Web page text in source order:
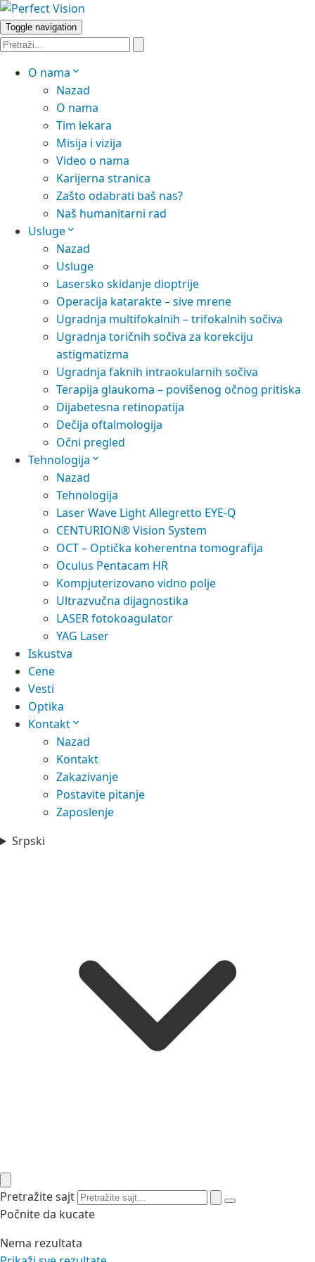
Toggle navigation
O nama
Nazad
O nama
Tim lekara
Misija i vizija
Video o nama
Karijerna stranica
Zašto odabrati baš nas?
Naš humanitarni rad
Usluge
Nazad
Usluge
Lasersko skidanje dioptrije
Operacija katarakte – sive mrene
Ugradnja multifokalnih – trifokalnih sočiva
Ugradnja toričnih sočiva za korekciju
astigmatizma
Ugradnja faknih intraokularnih sočiva
Terapija glaukoma – povišenog očnog pritiska
Dijabetesna retinopatija
Dečija oftalmologija
Očni pregled
Tehnologija
Nazad
Tehnologija
Laser Wave Light Allegretto EYE-Q
CENTURION® Vision System
OCT – Optička koherentna tomografija
Oculus Pentacam HR
Kompjuterizovano vidno polje
Ultrazvučna dijagnostika
LASER fotokoagulator
YAG Laser
Iskustva
Cene
Vesti
Optika
Kontakt
Nazad
Kontakt
Zakazivanje
Postavite pitanje
Zaposlenje
Srpski
Pretražite sajt
Počnite da kucate
Nema rezultata